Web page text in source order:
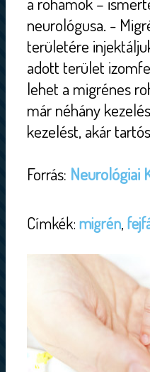
neurológusa. -
területére
adott terület
lehet a migrénes
már néhány
kezelést, akár
Forrás: Neurológiai
Címkék: migrén,